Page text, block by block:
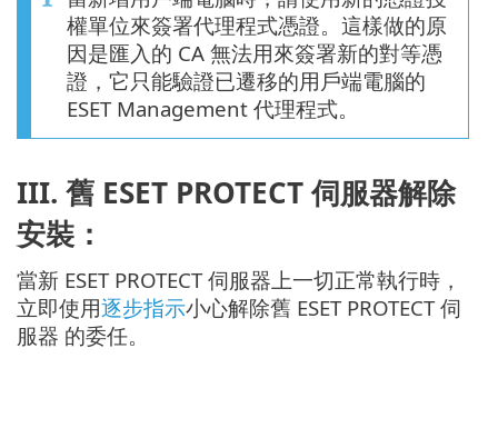
權單位來簽署代理程式憑證。這樣做的原
因是匯入的 CA 無法用來簽署新的對等憑
證，它只能驗證已遷移的用戶端電腦的
ESET Management 代理程式。
III. 舊 ESET PROTECT 伺服器解除
安裝：
當新 ESET PROTECT 伺服器上一切正常執行時，
立即使用逐步指示小心解除舊 ESET PROTECT 伺
服器 的委任。